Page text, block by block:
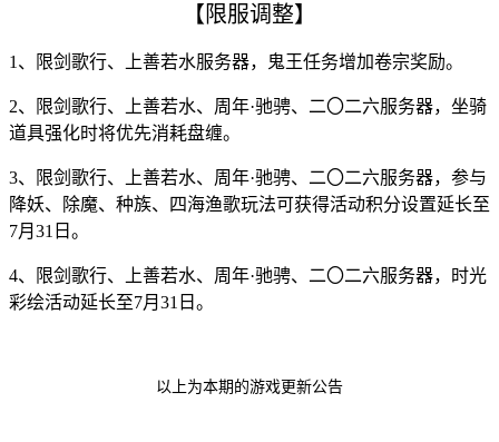
【限服调整】
1、限剑歌行、上善若水服务器，鬼王任务增加卷宗奖励。
2、限剑歌行、上善若水、周年·驰骋、二〇二六服务器，坐骑
道具强化时将优先消耗盘缠。
3、限剑歌行、上善若水、周年·驰骋、二〇二六服务器，参与
降妖、除魔、种族、四海渔歌玩法可获得活动积分设置延长至
7月31日。
4、限剑歌行、上善若水、周年·驰骋、二〇二六服务器，时光
彩绘活动延长至7月31日。
以上为本期的游戏更新公告